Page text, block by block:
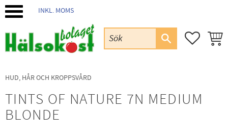
INKL. MOMS
HUD, HÅR OCH KROPPSVÅRD
TINTS OF NATURE 7N MEDIUM
BLONDE